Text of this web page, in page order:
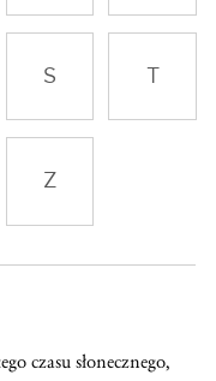
S
Z
czasu słonecznego,